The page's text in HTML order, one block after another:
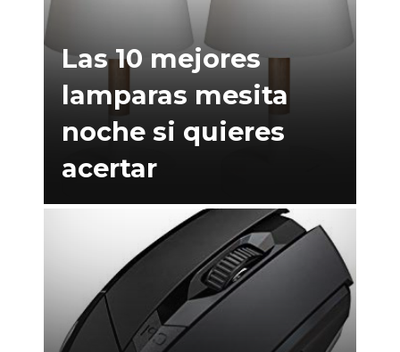
Las 10 mejores
lamparas mesita
noche si quieres
acertar